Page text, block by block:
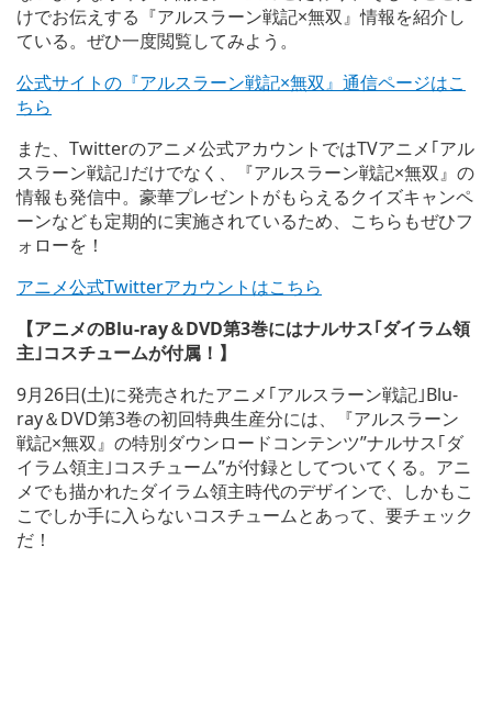
けでお伝えする『アルスラーン戦記×無双』情報を紹介し
ている。ぜひ一度閲覧してみよう。
公式サイトの『アルスラーン戦記×無双』通信ページはこ
ちら
また、Twitterのアニメ公式アカウントではTVアニメ｢アル
スラーン戦記｣だけでなく、『アルスラーン戦記×無双』の
情報も発信中。豪華プレゼントがもらえるクイズキャンペ
ーンなども定期的に実施されているため、こちらもぜひフ
ォローを！
アニメ公式Twitterアカウントはこちら
【アニメのBlu-ray＆DVD第3巻にはナルサス｢ダイラム領
主｣コスチュームが付属！】
9月26日(土)に発売されたアニメ｢アルスラーン戦記｣Blu-
ray＆DVD第3巻の初回特典生産分には、『アルスラーン
戦記×無双』の特別ダウンロードコンテンツ”ナルサス｢ダ
イラム領主｣コスチューム”が付録としてついてくる。アニ
メでも描かれたダイラム領主時代のデザインで、しかもこ
こでしか手に入らないコスチュームとあって、要チェック
だ！